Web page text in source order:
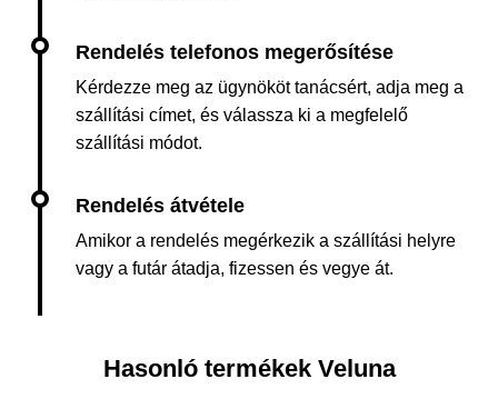
Kérdezze meg az ügynököt tanácsért, adja meg a
szállítási címet, és válassza ki a megfelelő
szállítási módot.
Amikor a rendelés megérkezik a szállítási helyre
vagy a futár átadja, fizessen és vegye át.
Hasonló termékek Veluna